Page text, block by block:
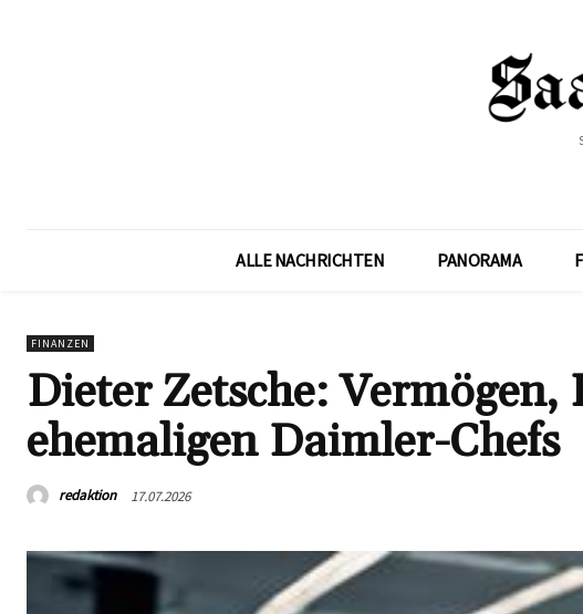
ALLE NACHRICHTEN PANORAMA
FINANZEN
Dieter Zetsche:
ehemaligen Daimler-Chefs
redaktion 17.07.2026